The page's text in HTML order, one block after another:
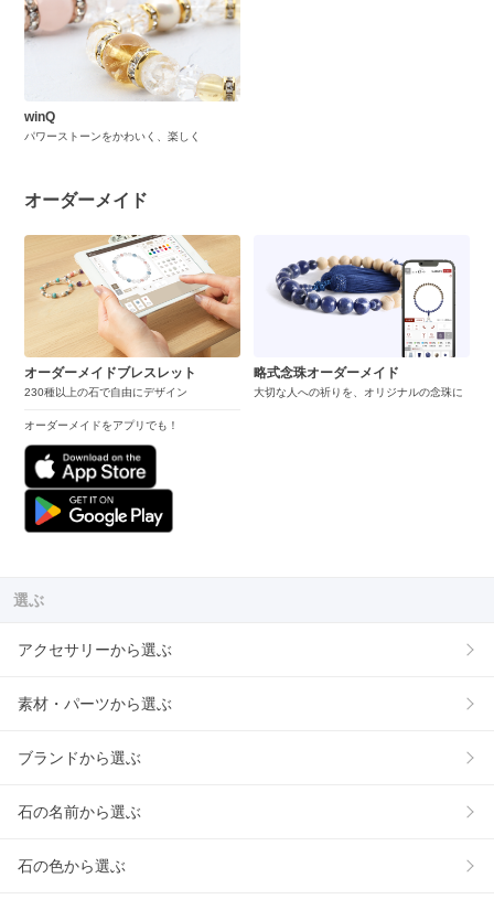
winQ
パワーストーンをかわいく、楽しく
オーダーメイド
オーダーメイドブレスレット
230種以上の石で自由にデザイン
オーダーメイドをアプリでも！
略式念珠オーダーメイド
大切な人への祈りを、オリジナルの念珠に
選ぶ
アクセサリーから選ぶ
素材・パーツから選ぶ
ブランドから選ぶ
石の名前から選ぶ
石の色から選ぶ